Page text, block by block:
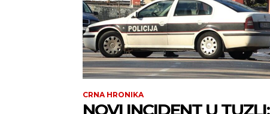
CRNA HRONIKA
NOVI INCIDENT U TUZLI: